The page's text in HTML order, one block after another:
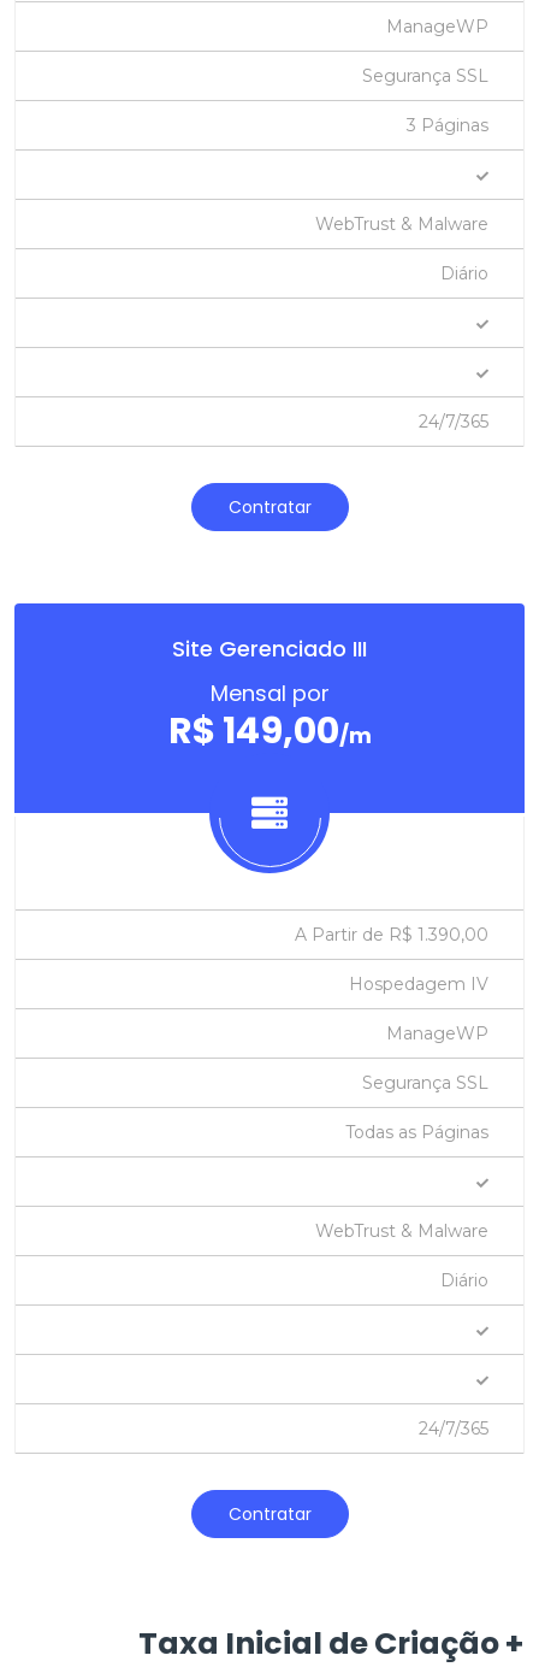
ManageWP
Segurança SSL
3 Páginas
WebTrust & Malware
Diário
24/7/365
Contratar
Site Gerenciado III
Mensal por
R$ 149,00/m
A Partir de R$ 1.390,00
Hospedagem IV
ManageWP
Segurança SSL
Todas as Páginas
WebTrust & Malware
Diário
24/7/365
Contratar
Taxa Inicial de Criação +